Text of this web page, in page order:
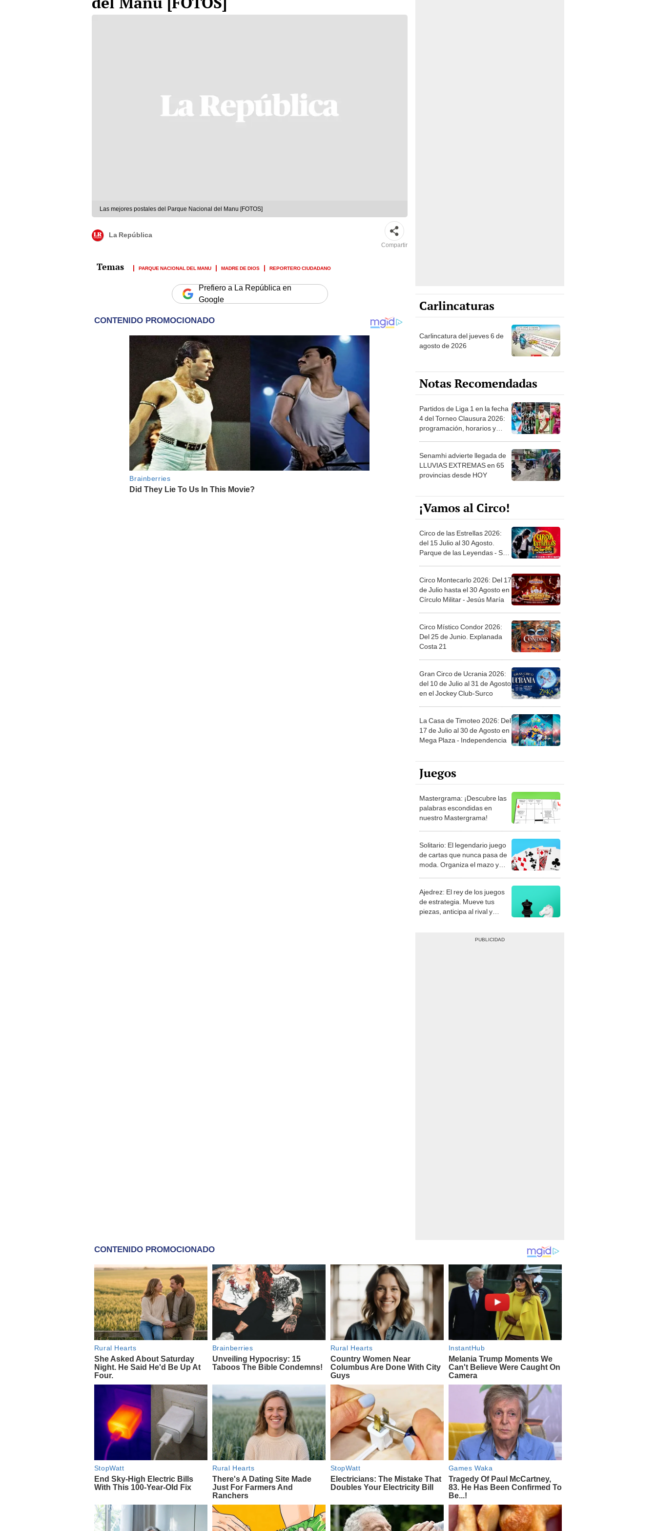
Las mejores postales del Parque Nacional del Manu [FOTOS]
La República
Compartir
PARQUE NACIONAL DEL MANU MADRE DE DIOS REPORTERO CIUDADANO
Prefiero a La República en
Google
Carlincaturas
Carlincatura del jueves 6 de
agosto de 2026
Notas Recomendadas
Partidos de Liga 1 en la fecha
4 del Torneo Clausura 2026:
programación, horarios y
Senamhi advierte llegada de
LLUVIAS EXTREMAS en 65
provincias desde HOY
¡Vamos al Circo!
Circo de las Estrellas 2026:
del 15 Julio al 30 Agosto.
Parque de las Leyendas - San
Circo Montecarlo 2026: Del 17
de Julio hasta el 30 Agosto en
Círculo Militar - Jesús María
Circo Místico Condor 2026:
Del 25 de Junio. Explanada
Costa 21
Gran Circo de Ucrania 2026:
del 10 de Julio al 31 de Agosto
en el Jockey Club-Surco
La Casa de Timoteo 2026: Del
17 de Julio al 30 de Agosto en
Mega Plaza - Independencia
Juegos
Mastergrama: ¡Descubre las
palabras escondidas en
nuestro Mastergrama!
Solitario: El legendario juego
de cartas que nunca pasa de
moda. Organiza el mazo y
Ajedrez: El rey de los juegos
de estrategia. Mueve tus
piezas, anticipa al rival y